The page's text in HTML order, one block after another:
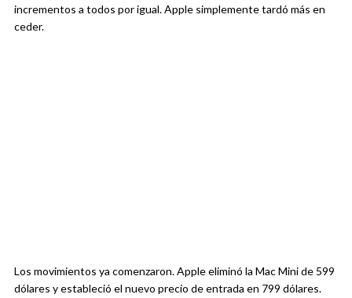
incrementos a todos por igual. Apple simplemente tardó más en
ceder.
Los movimientos ya comenzaron. Apple eliminó la Mac Mini de 599
dólares y estableció el nuevo precio de entrada en 799 dólares.